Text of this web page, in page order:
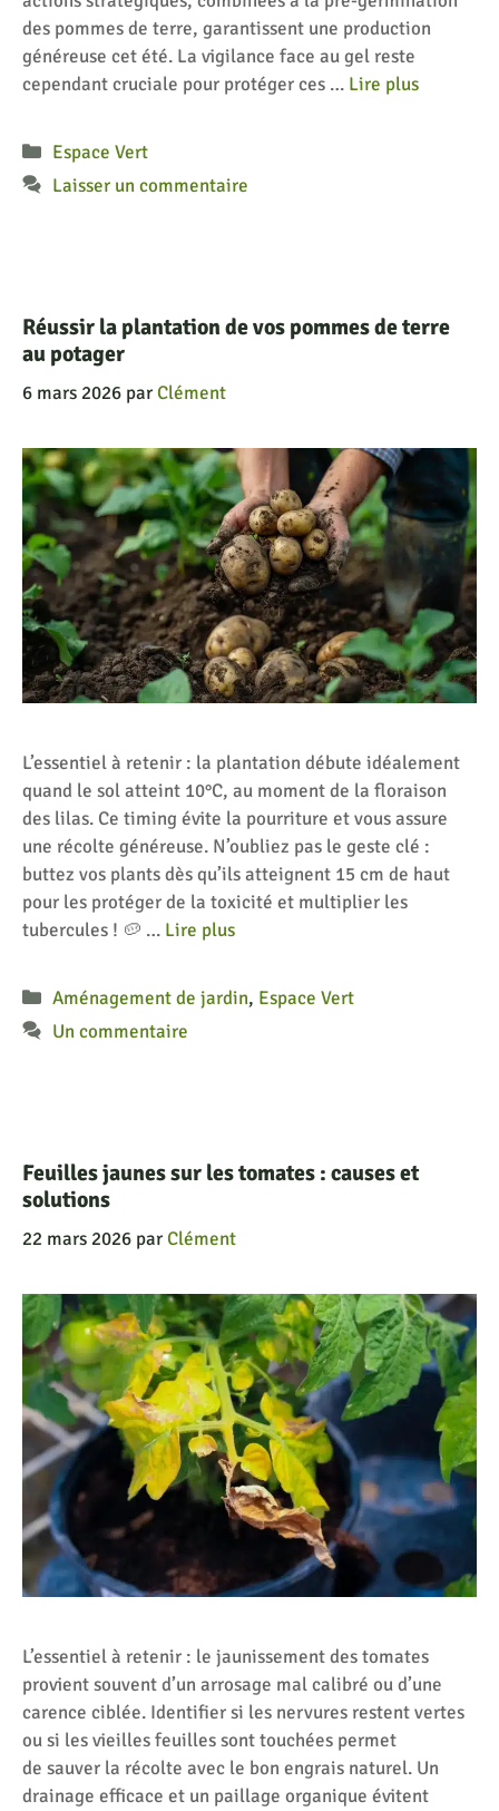
Feuilles jaunes sur les tomates : causes et
solutions
22 mars 2026 parClément
L’essentiel à retenir : le jaunissement des tomates
provient souvent d’un arrosage mal calibré ou d’une
carence ciblée. Identifier si les nervures restent vertes
ou si les vieilles feuilles sont touchées permet
de sauver la récolte avec le bon engrais naturel. Un
drainage efficace et un paillage organique évitent
Réussir la plantation de vos pommes de terre
au potager
6 mars 2026 parClément
L’essentiel à retenir : la plantation débute idéalement
quand le sol atteint 10°C, au moment de la floraison
des lilas. Ce timing évite la pourriture et vous assure
une récolte généreuse. N’oubliez pas le geste clé :
buttez vos plants dès qu’ils atteignent 15 cm de haut
pour les protéger de la toxicité et multiplier les
tubercules ! 🥔 … Lire plus
Catégories
Aménagement de jardin, Espace Vert
Un commentaire
des pommes de terre, garantissent une production
généreuse cet été. La vigilance face au gel reste
cependant cruciale pour protéger ces … Lire plus
Catégories
Espace Vert
Laisser un commentaire